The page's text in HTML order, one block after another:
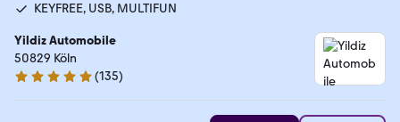
KEYFREE, USB, MULTIFUN
Yildiz Automobile
50829 Köln
5 Sterne
(135)